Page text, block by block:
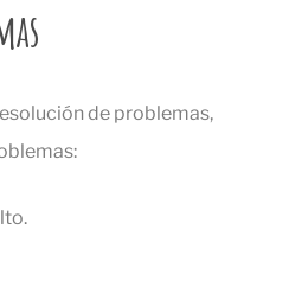
de problemas,